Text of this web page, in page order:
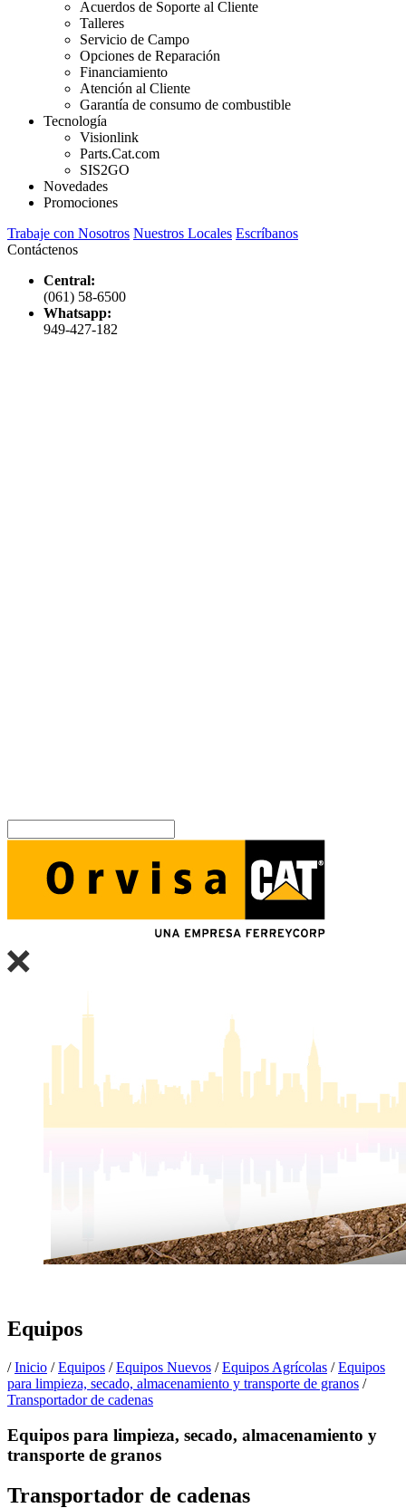
Acuerdos de Soporte al Cliente
Talleres
Servicio de Campo
Opciones de Reparación
Financiamiento
Atención al Cliente
Garantía de consumo de combustible
Tecnología
Visionlink
Parts.Cat.com
SIS2GO
Novedades
Promociones
Trabaje con Nosotros Nuestros Locales Escríbanos
Contáctenos
Central:
(061) 58-6500
Whatsapp:
949-427-182
Equipos
/Inicio /Equipos /Equipos Nuevos /Equipos Agrícolas /Equipos
para limpieza, secado, almacenamiento y transporte de granos /
Transportador de cadenas
Equipos para limpieza, secado, almacenamiento y
transporte de granos
Transportador de cadenas